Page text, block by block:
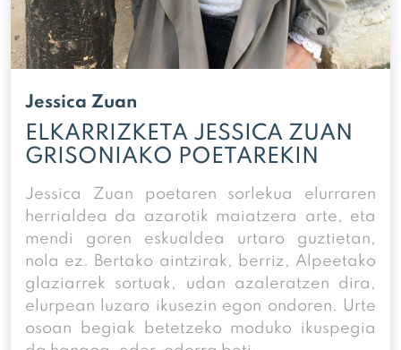
Jessica Zuan
ELKARRIZKETA JESSICA ZUAN
GRISONIAKO POETAREKIN
Jessica Zuan poetaren sorlekua elurraren
herrialdea da azarotik maiatzera arte, eta
mendi goren eskualdea urtaro guztietan,
nola ez. Bertako aintzirak, berriz, Alpeetako
glaziarrek sortuak, udan azaleratzen dira,
elurpean luzaro ikusezin egon ondoren. Urte
osoan begiak betetzeko moduko ikuspegia